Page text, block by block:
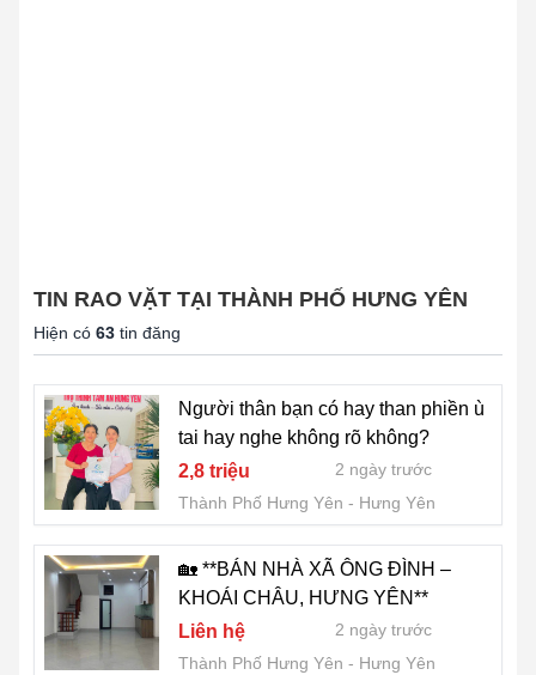
TIN RAO VẶT TẠI THÀNH PHỐ HƯNG YÊN
Hiện có 63 tin đăng
Người thân bạn có hay than phiền ù
tai hay nghe không rõ không?
2,8 triệu
2 ngày trước
Thành Phố Hưng Yên
Hưng Yên
🏡 **BÁN NHÀ XÃ ÔNG ĐÌNH –
KHOÁI CHÂU, HƯNG YÊN**
Liên hệ
2 ngày trước
Thành Phố Hưng Yên
Hưng Yên